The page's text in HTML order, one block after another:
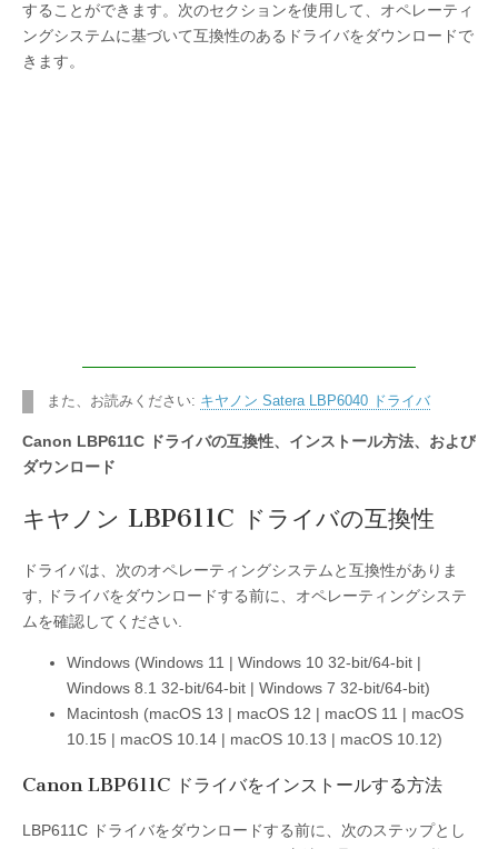
することができます。次のセクションを使用して、オペレーティ
ングシステムに基づいて互換性のあるドライバをダウンロードで
きます。
また、お読みください: キヤノン Satera LBP6040 ドライバ
Canon LBP611C ドライバの互換性、インストール方法、および
ダウンロード
キヤノン LBP611C ドライバの互換性
ドライバは、次のオペレーティングシステムと互換性がありま
す, ドライバをダウンロードする前に、オペレーティングシステ
ムを確認してください.
Windows (Windows 11 | Windows 10 32-bit/64-bit |
Windows 8.1 32-bit/64-bit | Windows 7 32-bit/64-bit)
Macintosh (macOS 13 | macOS 12 | macOS 11 | macOS
10.15 | macOS 10.14 | macOS 10.13 | macOS 10.12)
Canon LBP611C ドライバをインストールする方法
LBP611C ドライバをダウンロードする前に、次のステップとし